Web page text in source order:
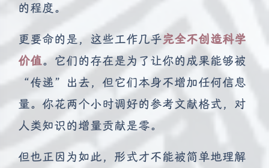
的程度。
更要命的是，这些工作几乎完全不创造科学
价值。它们的存在是为了让你的成果能够被
“传递”出去，但它们本身不增加任何信息
量。你花两个小时调好的参考文献格式，对
人类知识的增量贡献是零。
但也正因为如此，形式才不能被简单地理解